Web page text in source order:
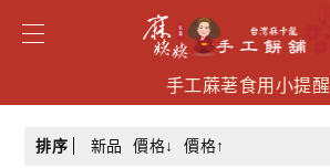
手工蔴荖食用小提醒
手工蔴荖食用小提醒
排序 新品 價格↓ 價格↑